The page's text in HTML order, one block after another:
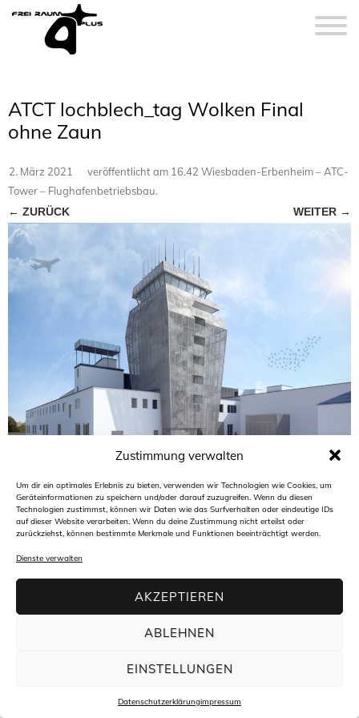
Zustimmung verwalten
Um dir ein optimales Erlebnis zu bieten, verwenden wir Technologien wie Cookies, um
Geräteinformationen zu speichern und/oder darauf zuzugreifen. Wenn du diesen
Technologien zustimmst, können wir Daten wie das Surfverhalten oder eindeutige IDs
auf dieser Website verarbeiten. Wenn du deine Zustimmung nicht erteilst oder
zurückziehst, können bestimmte Merkmale und Funktionen beeinträchtigt werden.
Dienste verwalten
AKZEPTIEREN
ABLEHNEN
EINSTELLUNGEN
Datenschutzerklärungimpressum
ATCT lochblech_tag Wolken Final
ohne Zaun
veröffentlicht
2. März 2021 am 16.42 Wiesbaden-Erbenheim – ATC-
Tower – Flughafenbetriebsbau.
← ZURÜCK
WEITER →
Architekturbüro freiraum4plus
Hasengartenstraße 44
65189 Wiesbaden
t +49(0)611 94 58 45 30
f +49(0)611 94 58 45 34